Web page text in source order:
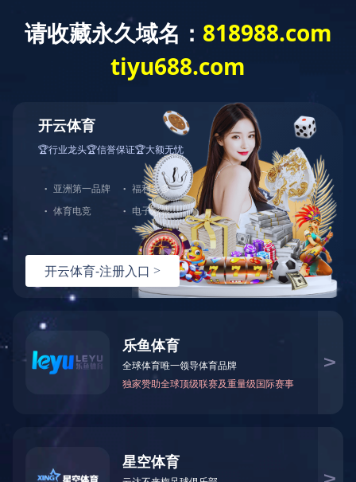
首 页 关于我们 产品展示
产品直通车>>> LED点光源 LED洗墙灯 LED线形灯 LED射灯 LED投光灯